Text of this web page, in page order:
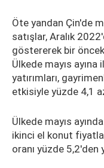
Öte yandan Çin'de
satışlar, Aralık
göstererek bir
Ülkede mayıs
yatırımları,
etkisiyle yüzde 4,1
Ülkede mayıs
ikinci el konut
oranı yüzde 5,2'den